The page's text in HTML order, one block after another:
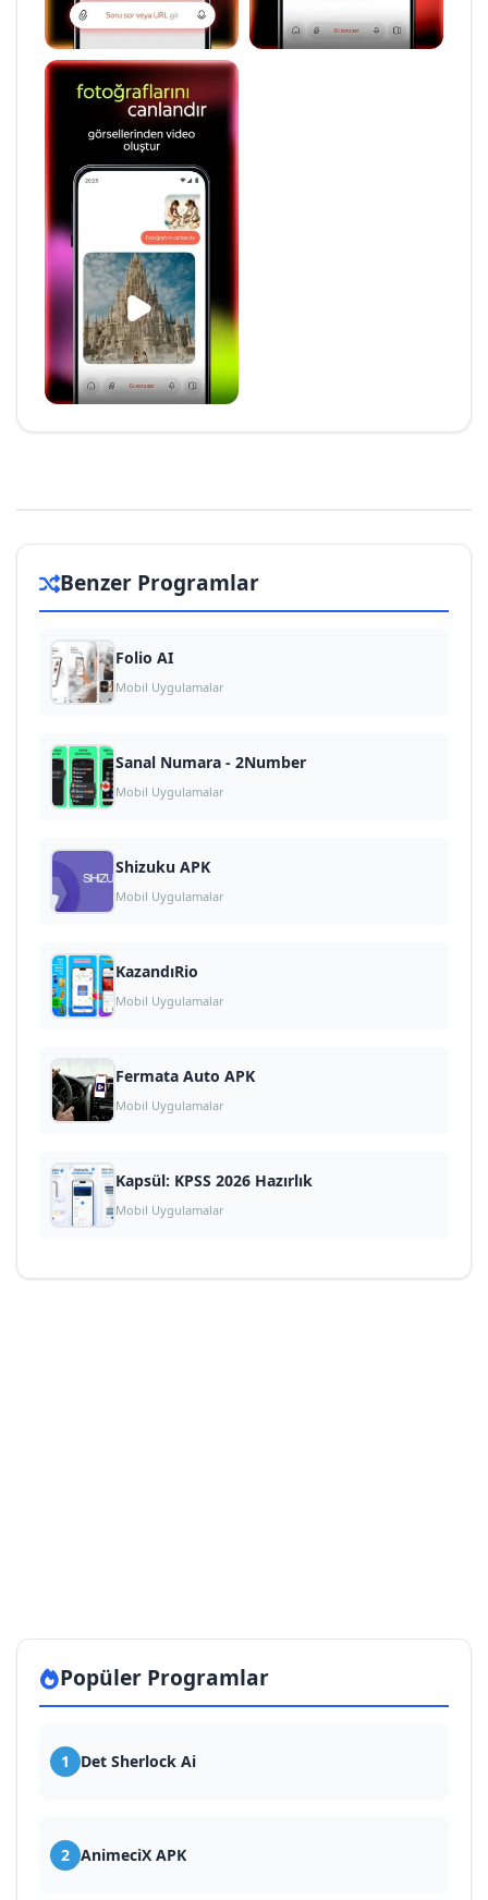
Benzer Programlar
Folio AI
Mobil Uygulamalar
Sanal Numara - 2Number
Mobil Uygulamalar
Shizuku APK
Mobil Uygulamalar
KazandıRio
Mobil Uygulamalar
Fermata Auto APK
Mobil Uygulamalar
Kapsül: KPSS 2026 Hazırlık
Mobil Uygulamalar
Popüler Programlar
1 Det Sherlock Ai
2 AnimeciX APK